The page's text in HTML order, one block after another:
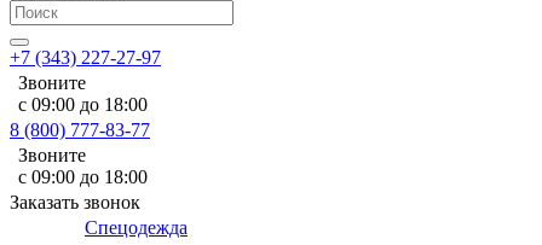
+7 (343) 227-27-97
Звоните
с 09:00 до 18:00
8 (800) 777-83-77
Звоните
с 09:00 до 18:00
Заказать звонок
Спецодежда